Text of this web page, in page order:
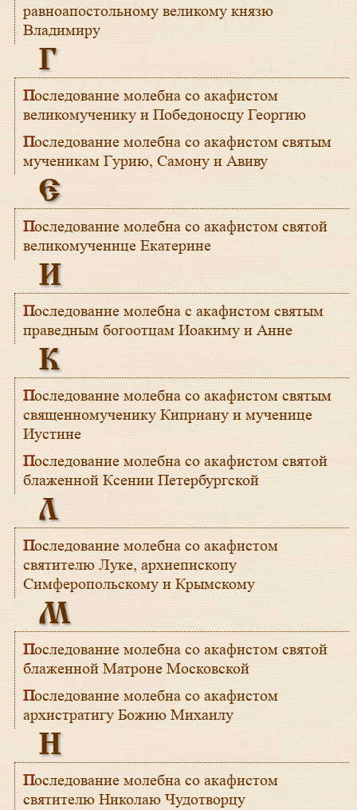
равноапостольному великому князю
Владимиру
Г
Последование молебна со акафистом
великомученику и Победоносцу Георгию
Последование молебна со акафистом святым
мученикам Гурию, Самону и Авиву
Е
Последование молебна со акафистом святой
великомученице Екатерине
И
Последование молебна с акафистом святым
праведным богоотцам Иоакиму и Анне
К
Последование молебна со акафистом святым
священномученику Киприану и мученице
Иустине
Последование молебна со акафистом святой
блаженной Ксении Петербургской
Л
Последование молебна со акафистом
святителю Луке, архиепископу
Симферопольскому и Крымскому
М
Последование молебна со акафистом святой
блаженной Матроне Московской
Последование молебна со акафистом
архистратигу Божию Михаилу
Н
Последование молебна со акафистом
святителю Николаю Чудотворцу